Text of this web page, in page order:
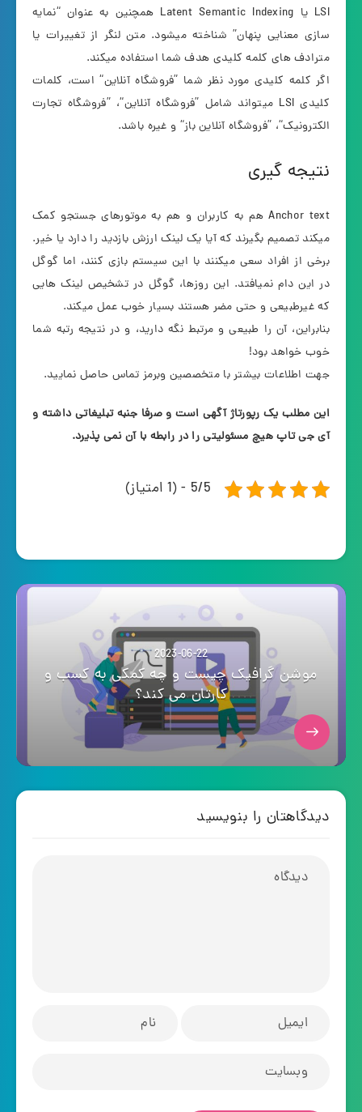
LSI یا Latent Semantic Indexing همچنین به عنوان “نمایه
سازی معنایی پنهان” شناخته میشود. متن لنگر از تغییرات یا
مترادف های کلمه کلیدی هدف شما استفاده میکند.
اگر کلمه کلیدی مورد نظر شما ”فروشگاه آنلاین“ است، کلمات
کلیدی LSI میتواند شامل ”فروشگاه آنلاین“، ”فروشگاه تجارت
الکترونیک“، ”فروشگاه آنلاین باز“ و غیره باشد.
نتیجه گیری
Anchor text هم به کاربران و هم به موتورهای جستجو کمک
میکند تصمیم بگیرند که آیا یک لینک ارزش بازدید را دارد یا خیر.
برخی از افراد سعی میکنند با این سیستم بازی کنند، اما گوگل
در این دام نمیافتد. این روزها، گوگل در تشخیص لینک هایی
که غیرطبیعی و حتی مضر هستند بسیار خوب عمل میکند.
بنابراین، آن را طبیعی و مرتبط نگه دارید، و در نتیجه رتبه شما
خوب خواهد بود!
جهت اطلاعات بیشتر با متخصصین وبرمز تماس حاصل نمایید.
این مطلب یک رپورتاژ آگهی است و صرفا جنبه تبلیغاتی داشته و
آی جی تاپ هیچ مسئولیتی را در رابطه با آن نمی‌ پذیرد.
5/5 - (1 امتیاز)
2023-06-22
موشن گرافیک چیست و چه کمکی به کسب و
کارتان می کند؟
دیدگاهتان را بنویسید